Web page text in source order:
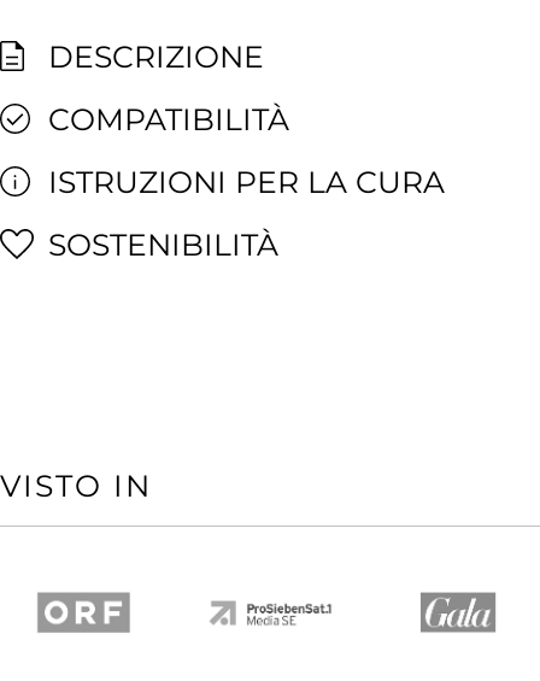
DESCRIZIONE
COMPATIBILITÀ
ISTRUZIONI PER LA CURA
SOSTENIBILITÀ
VISTO IN